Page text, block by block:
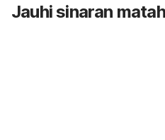
Jauhi sinaran